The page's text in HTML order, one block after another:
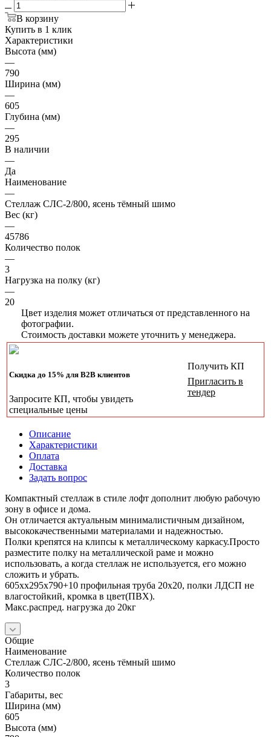
В корзину
Купить в 1 клик
Характеристики
Высота (мм)
—
790
Ширина (мм)
—
605
Глубина (мм)
—
295
В наличии
—
Да
Наименование
—
Стеллаж СЛС-2/800, ясень тёмный шимо
Вес (кг)
—
45786
Количество полок
—
3
Нагрузка на полку (кг)
—
20
Цвет изделия может отличаться от представленного на
фотографии.
Стоимость доставки можете уточнить у менеджера.
Скидка до 15% для B2B клиентов
Запросите КП, чтобы увидеть
специальные цены
Получить КП
Пригласить в
тендер
Описание
Характеристики
Оплата
Доставка
Задать вопрос
Компактный стеллаж в стиле лофт дополнит любую рабочую
зону в офисе и дома.
Он отличается актуальным минималистичным дизайном,
высококачественными материалами и надежностью.
Полки крепятся на клипсы к металлическому каркасу.Просто
разместите полку на металлической раме и можно
использовать, а когда стеллаж не используется, его можно
сложить и убрать.
605хх295х790+10 профильная труба 20х20, полки ЛДСП не
влагостойкий, кромка в цвет(ПВХ).
Макс.распред. нагрузка до 20кг
Общие
Наименование
Стеллаж СЛС-2/800, ясень тёмный шимо
Количество полок
3
Габариты, вес
Ширина (мм)
605
Высота (мм)